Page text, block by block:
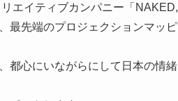
エイティブカンパニー「
最先端のプロジェクションマッ
都心にいながらにして日本の情